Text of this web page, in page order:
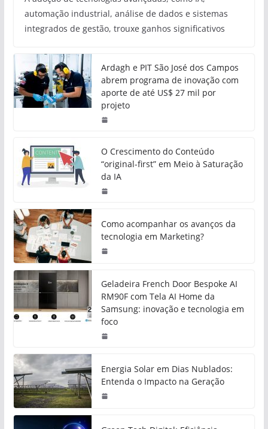
automação industrial, análise de dados e sistemas
integrados de gestão, trouxe ganhos significativos
Ardagh e PIT São José dos Campos
abrem programa de inovação com
aporte de até US$ 27 mil por
projeto
O Crescimento do Conteúdo
“original-first” em Meio à Saturação
da IA
Como acompanhar os avanços da
tecnologia em Marketing?
Geladeira French Door Bespoke AI
RM90F com Tela AI Home da
Samsung: inovação e tecnologia em
foco
Energia Solar em Dias Nublados:
Entenda o Impacto na Geração